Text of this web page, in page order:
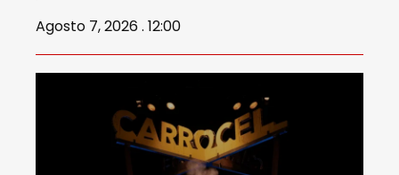
Agosto 7, 2026 . 12:00